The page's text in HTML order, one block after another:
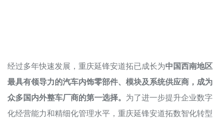
经过多年快速发展，重庆延锋安道拓已成长为中国西南地区
最具有领导力的汽车内饰零部件、模块及系统供应商，成为
众多国内外整车厂商的第一选择。 为了进一步提升企业数字
化经营能力和精细化管理水平，重庆延锋安道拓数智化转型